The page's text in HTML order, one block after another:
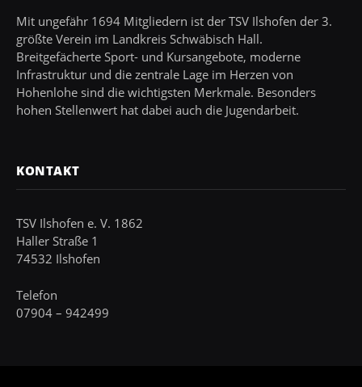
Mit ungefähr 1694 Mitgliedern ist der TSV Ilshofen der 3.
größte Verein im Landkreis Schwäbisch Hall.
Breitgefächerte Sport- und Kursangebote, moderne
Infrastruktur und die zentrale Lage im Herzen von
Hohenlohe sind die wichtigsten Merkmale. Besonders
hohen Stellenwert hat dabei auch die Jugendarbeit.
KONTAKT
TSV Ilshofen e. V. 1862
Haller Straße 1
74532 Ilshofen
Telefon
07904 – 942499